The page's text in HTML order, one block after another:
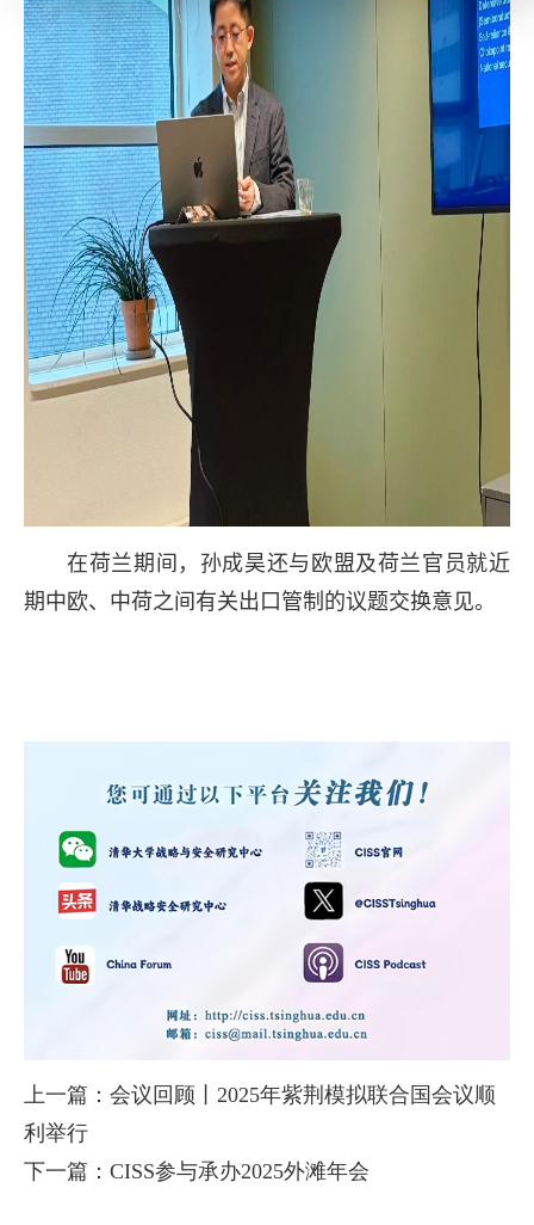
在荷兰期间，孙成昊还与欧盟及荷兰官员就近
期中欧、中荷之间有关出口管制的议题交换意见。
上一篇：会议回顾丨2025年紫荆模拟联合国会议顺
利举行
下一篇：CISS参与承办2025外滩年会